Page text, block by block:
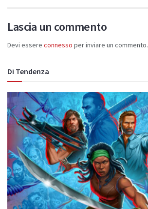
Lascia un commento
Devi essere connesso per inviare un commento.
Di Tendenza